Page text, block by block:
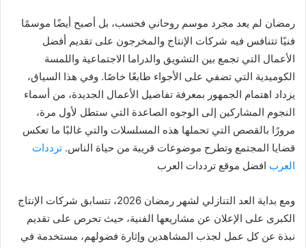
رمضان لم يعد مجرد موسم روحاني فحسب، بل أصبح أيضًا موسمًا
فنيًا تتنافس فيه شركات الإنتاج والمخرجون على تقديم أفضل
الأعمال التي تجمع بين التشويق والدراما الاجتماعية واللمسة
الكوميدية التي تضفي على الأجواء طابعًا خاصًا. وفي هذا السياق،
يزداد اهتمام الجمهور بمعرفة تفاصيل الأعمال الجديدة، من أسماء
النجوم المشاركين إلى الوجوه الصاعدة التي ستطل لأول مرة،
مرورًا بالقصص التي تحملها هذه المسلسلات والتي غالبًا ما تعكس
قضايا المجتمع وتطرح موضوعات قريبة من حياة الناس. ترددات
العرب افضل موقع ترددات العرب
ومع بداية العد التنازلي لشهر رمضان 2026، تتسابق شركات الإنتاج
الكبرى على الإعلان عن مشاريعها الفنية، حيث تحرص على تقديم
نبذة عن كل عمل لجذب المشاهدين وإثارة فضولهم، مستخدمة في